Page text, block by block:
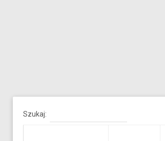
Szukaj: